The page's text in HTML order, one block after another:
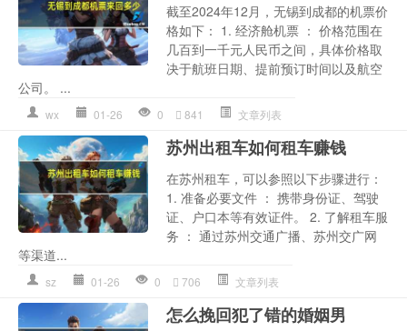
截至2024年12月，无锡到成都的机票价
格如下： 1. 经济舱机票 ： 价格范围在
几百到一千元人民币之间，具体价格取
决于航班日期、提前预订时间以及航空
公司。 ...
wx 01-26 0 841 文章列表
苏州出租车如何租车赚钱
在苏州租车，可以参照以下步骤进行：
1. 准备必要文件 ： 携带身份证、驾驶
证、户口本等有效证件。 2. 了解租车服
务 ： 通过苏州交通广播、苏州交广网
等渠道...
sz 01-26 0 706 文章列表
怎么挽回犯了错的婚姻男